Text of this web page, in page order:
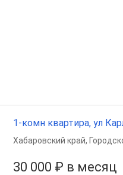
1-комн квартира, ул
30 000 ₽ в месяц
Хабаровский край,